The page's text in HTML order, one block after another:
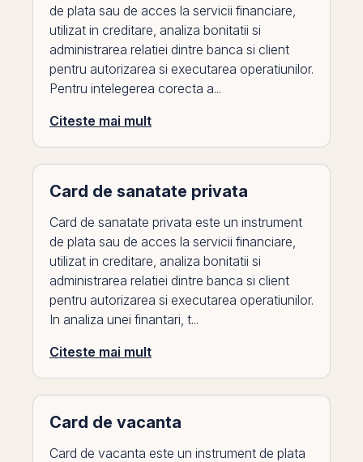
de plata sau de acces la servicii financiare,
utilizat in creditare, analiza bonitatii si
administrarea relatiei dintre banca si client
pentru autorizarea si executarea operatiunilor.
Pentru intelegerea corecta a...
Citeste mai mult
Card de sanatate privata
Card de sanatate privata este un instrument
de plata sau de acces la servicii financiare,
utilizat in creditare, analiza bonitatii si
administrarea relatiei dintre banca si client
pentru autorizarea si executarea operatiunilor.
In analiza unei finantari, t...
Citeste mai mult
Card de vacanta
Card de vacanta este un instrument de plata